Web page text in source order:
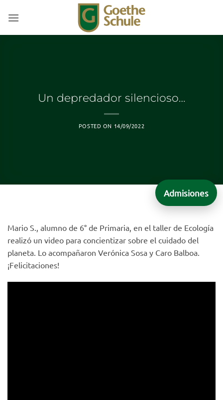
Un depredador silencioso…
POSTED ON 14/09/2022
Mario S., alumno de 6° de Primaria, en el taller de Ecología
realizó un video para concientizar sobre el cuidado del
planeta. Lo acompañaron Verónica Sosa y Caro Balboa.
¡Felicitaciones!
Admisiones